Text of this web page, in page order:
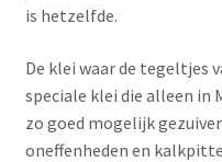
is hetzelfde.
De klei waar de tegeltjes
speciale klei die alleen in
zo goed mogelijk
oneffenheden en